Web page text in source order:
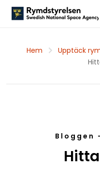
Hem Upptäck
Bloggen
Hitta